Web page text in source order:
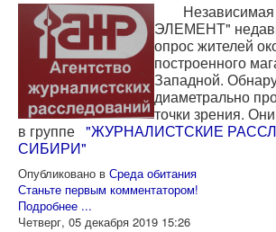
Независимая
ЭЛЕМЕНТ"
опрос жителей
построенного
Западной.
диаметрально
точки зрения.
в группе "ЖУРНАЛИСТСКИЕ
СИБИРИ"
Опубликовано в Среда обитания
Станьте первым комментатором!
Подробнее ...
Четверг, 05 декабря 2019 15:26